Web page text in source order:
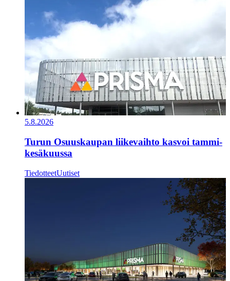
5.8.2026
Turun Osuuskaupan liikevaihto kasvoi tammi-
kesäkuussa
TiedotteetUutiset